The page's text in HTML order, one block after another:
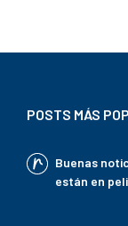
POSTS MÁS
Buenas
están en